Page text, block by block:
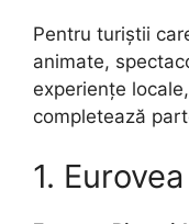
Pentru turiștii
animate,
experiențe
completează
1.